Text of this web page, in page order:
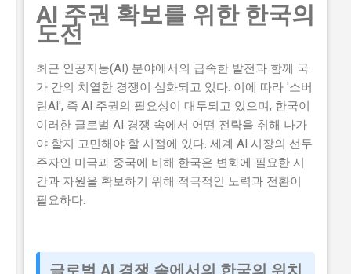
AI 주권 확보를 위한 한국의
도전
최근 인공지능(AI) 분야에서의 급속한 발전과 함께 국
가 간의 치열한 경쟁이 심화되고 있다. 이에 따라 '소버
린AI', 즉 AI 주권의 필요성이 대두되고 있으며, 한국이
이러한 글로벌 AI 경쟁 속에서 어떤 전략을 취해 나가
야 할지 고민해야 할 시점에 있다. 세계 AI 시장의 선두
주자인 미국과 중국에 비해 한국은 변화에 필요한 시
간과 자원을 확보하기 위해 적극적인 노력과 전환이
필요하다.